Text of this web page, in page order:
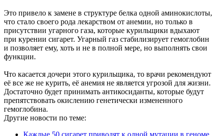
Это привело к замене в структуре белка одной аминокислоты,
что стало своего рода лекарством от анемии, но только в
присутствии угарного газа, которые курильщики вдыхают
при курении сигарет. Угарный газ стабилизирует гемоглобин
и позволяет ему, хоть и не в полной мере, но выполнять свои
функции.
Что касается дочери этого курильщика, то врачи рекомендуют
её все же не курить, её анемия не является угрозой для жизни.
Достаточно будет принимать антикосиданты, которые будут
препятствовать окислению генетически измененного
гемоглобина.
Другие новости по теме:
Каждые 50 сигарет приводят к одной мутации в геноме